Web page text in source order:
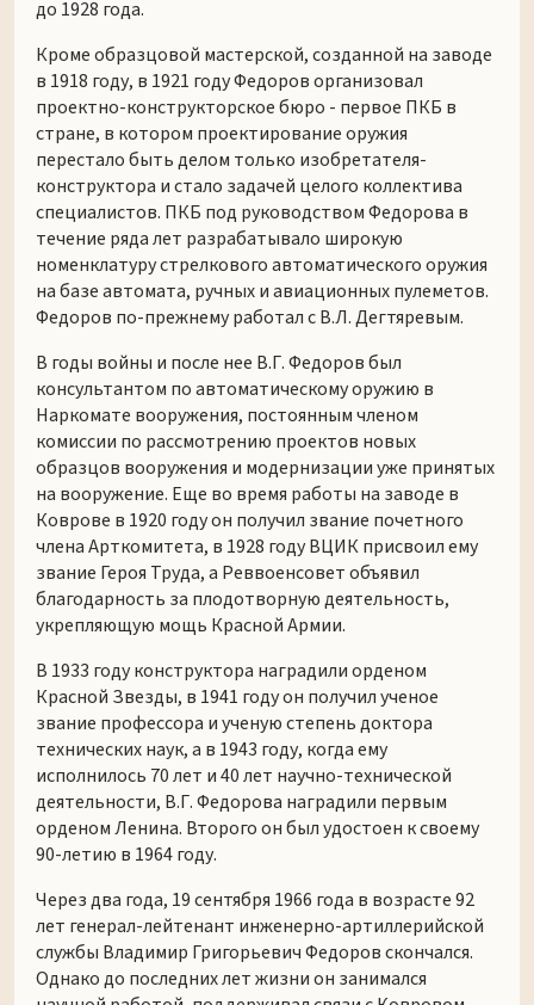
до 1928 года.
Кроме образцовой мастерской, созданной на заводе
в 1918 году, в 1921 году Федоров организовал
проектно-конструкторское бюро - первое ПКБ в
стране, в котором проектирование оружия
перестало быть делом только изобретателя-
конструктора и стало задачей целого коллектива
специалистов. ПКБ под руководством Федорова в
течение ряда лет разрабатывало широкую
номенклатуру стрелкового автоматического оружия
на базе автомата, ручных и авиационных пулеметов.
Федоров по-прежнему работал с В.Л. Дегтяревым.
В годы войны и после нее В.Г. Федоров был
консультантом по автоматическому оружию в
Наркомате вооружения, постоянным членом
комиссии по рассмотрению проектов новых
образцов вооружения и модернизации уже принятых
на вооружение. Еще во время работы на заводе в
Коврове в 1920 году он получил звание почетного
члена Арткомитета, в 1928 году ВЦИК присвоил ему
звание Героя Труда, а Реввоенсовет объявил
благодарность за плодотворную деятельность,
укрепляющую мощь Красной Армии.
В 1933 году конструктора наградили орденом
Красной Звезды, в 1941 году он получил ученое
звание профессора и ученую степень доктора
технических наук, а в 1943 году, когда ему
исполнилось 70 лет и 40 лет научно-технической
деятельности, В.Г. Федорова наградили первым
орденом Ленина. Второго он был удостоен к своему
90-летию в 1964 году.
Через два года, 19 сентября 1966 года в возрасте 92
лет генерал-лейтенант инженерно-артиллерийской
службы Владимир Григорьевич Федоров скончался.
Однако до последних лет жизни он занимался